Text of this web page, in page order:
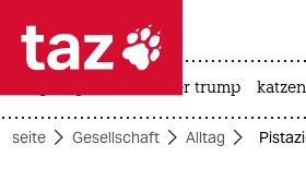
 taz zahl ich
taz zahl ich
usa unter trump katzen
Gesellschaft Alltag